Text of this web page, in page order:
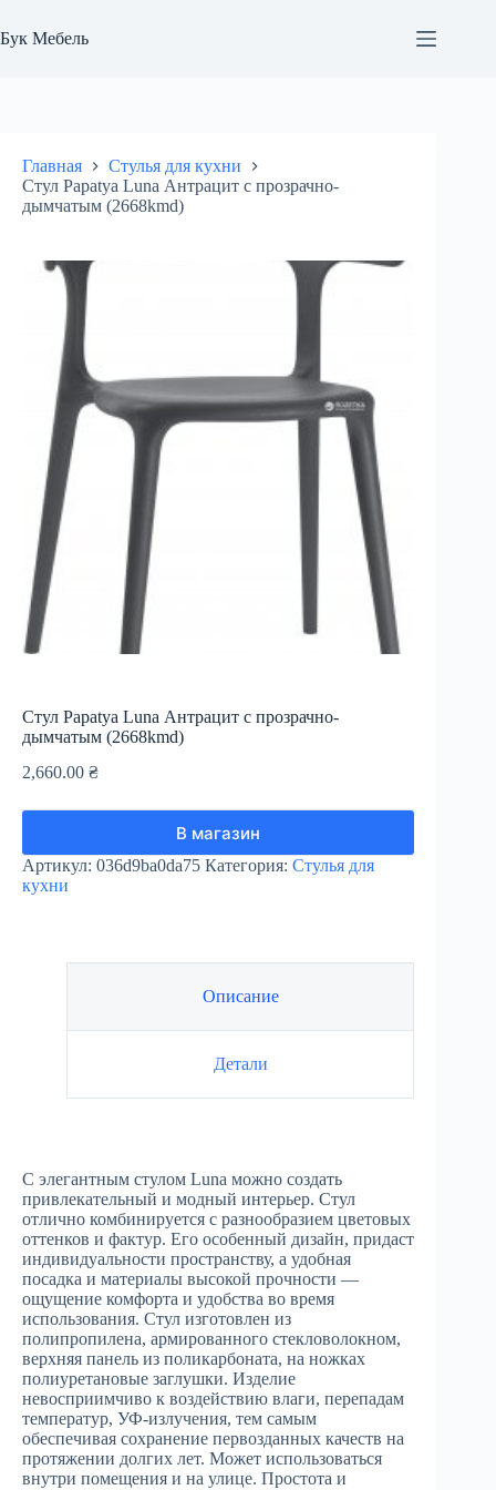
к
сути
Бук Мебель
Главная
Стулья для кухни
Стул Papatya Luna Антрацит с прозрачно-
дымчатым (2668kmd)
Стул Papatya Luna Антрацит с прозрачно-
дымчатым (2668kmd)
2,660.00 ₴
В магазин
Артикул: 036d9ba0da75 Категория: Стулья для
кухни
Описание
Детали
С элегантным стулом Luna можно создать
привлекательный и модный интерьер. Стул
отлично комбинируется с разнообразием цветовых
оттенков и фактур. Его особенный дизайн, придаст
индивидуальности пространству, а удобная
посадка и материалы высокой прочности —
ощущение комфорта и удобства во время
использования. Стул изготовлен из
полипропилена, армированного стекловолокном,
верхняя панель из поликарбоната, на ножках
полиуретановые заглушки. Изделие
невосприимчиво к воздействию влаги, перепадам
температур, УФ-излучения, тем самым
обеспечивая сохранение первозданных качеств на
протяжении долгих лет. Может использоваться
внутри помещения и на улице. Простота и